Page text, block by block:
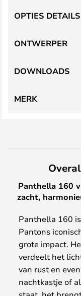
OPTIES DETAILS
ONTWERPER
DOWNLOADS
MERK
Panthella 160
zacht,
Panthella 160
Pantons
grote impact.
verdeelt het
van rust en
nachtkastje of